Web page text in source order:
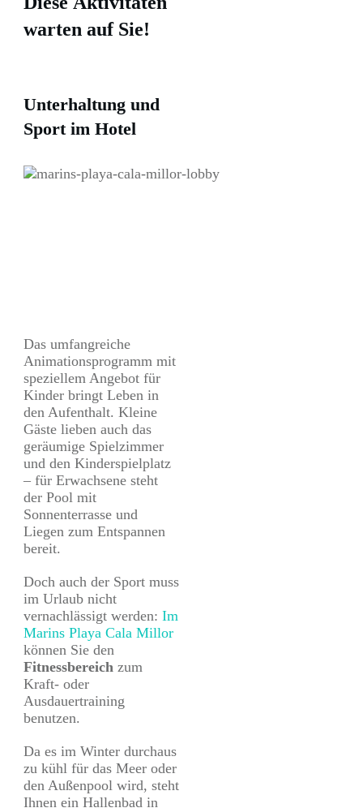
warten auf Sie!
Unterhaltung und
Sport im Hotel
Das umfangreiche
Animationsprogramm mit
speziellem Angebot für
Kinder bringt Leben in
den Aufenthalt. Kleine
Gäste lieben auch das
geräumige Spielzimmer
und den Kinderspielplatz
– für Erwachsene steht
der Pool mit
Sonnenterrasse und
Liegen zum Entspannen
bereit.
Doch auch der Sport muss
im Urlaub nicht
vernachlässigt werden: Im
Marins Playa Cala Millor
können Sie den
Fitnessbereich zum
Kraft- oder
Ausdauertraining
benutzen.
Da es im Winter durchaus
zu kühl für das Meer oder
den Außenpool wird, steht
Ihnen ein Hallenbad in